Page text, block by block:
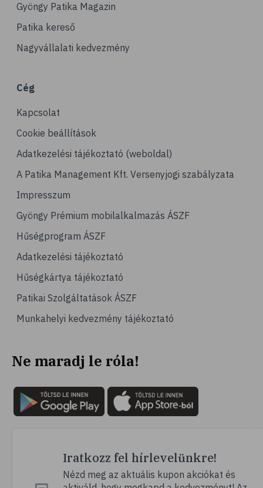
Gyöngy Patika Magazin
Patika kereső
Nagyvállalati kedvezmény
Cég
Kapcsolat
Cookie beállítások
Adatkezelési tájékoztató (weboldal)
A Patika Management Kft. Versenyjogi szabályzata
Impresszum
Gyöngy Prémium mobilalkalmazás ÁSZF
Hűségprogram ÁSZF
Adatkezelési tájékoztató
Hűségkártya tájékoztató
Patikai Szolgáltatások ÁSZF
Munkahelyi kedvezmény tájékoztató
Ne maradj le róla!
Iratkozz fel hírlevelünkre!
Nézd meg az aktuális kupon akciókat és